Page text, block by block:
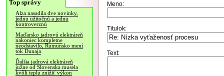
Top správy
Alza nasadila dve novinky,
jednu užitočnú a jednu
kontroverznú
Maďarsko jadrovú elektráreň
nakoniec kompletne
neodstavilo, Rumunsko mení
tok Dunaja
Ďalšia jadrová elektráreň
južne od Slovenska musela
kvôli teplu znížiť výkon
Meno:
Titulok:
Text: